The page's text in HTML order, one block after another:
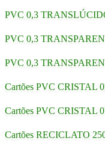
PVC 0,3
PVC 0,3
PVC 0,3
Cartões PVC CRISTAL
Cartões PVC CRISTAL
Cartões RECICLATO